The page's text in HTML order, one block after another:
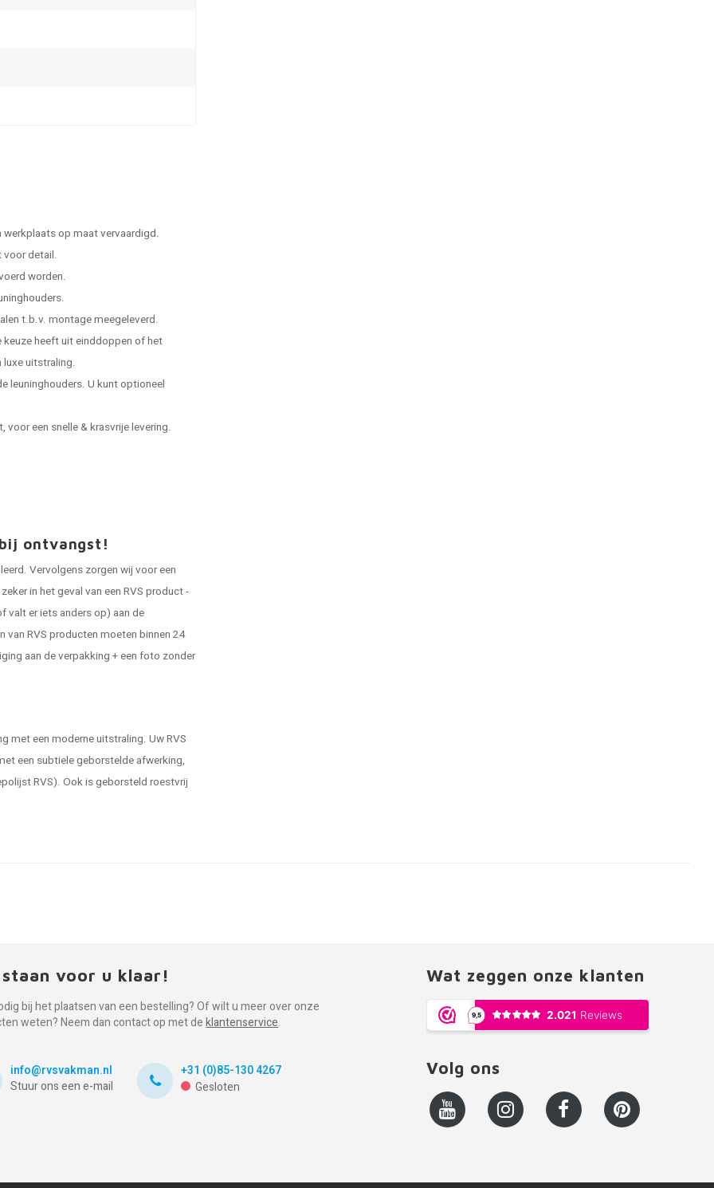
werkplaats op maat vervaardigd.
voor detail.
worden.
t.b.v. montage meegeleverd.
keuze heeft uit einddoppen of het
luxe uitstraling.
leuninghouders. U kunt optioneel
een snelle & krasvrije levering.
ontvangst!
Vervolgens zorgen wij voor een
in het geval van een RVS product -
valt er iets anders op) aan de
van RVS producten moeten binnen 24
aan de verpakking + een foto zonder
met een moderne uitstraling. Uw RVS
een subtiele geborstelde afwerking,
RVS). Ook is geborsteld roestvrij
voor u klaar!
bij het plaatsen van een bestelling? Of wilt u meer over onze
weten? Neem dan contact op met deklantenservice.
info@rvsvakman.nl
Stuur ons een e-mail
+31 (0)85-130 4267
Gesloten
Wat zeggen onze klanten
Volg ons